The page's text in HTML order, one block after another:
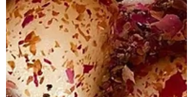
DE LUNE
On me fait régulièrement la remarque
que j’utilise en cuisine des ingrédients
exclusivement chinois. Pour la plupart des
plantes et fruits liés à la Médecine
Traditionnelle Chinoise, c’est le cas. Pour